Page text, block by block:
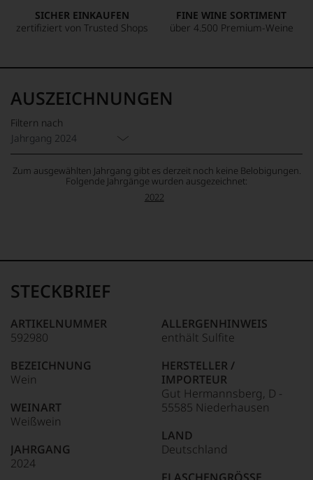
SICHER EINKAUFEN
zertifiziert von Trusted Shops
FINE WINE SORTIMENT
über 4.500 Premium-Weine
AUSZEICHNUNGEN
Filtern nach
Jahrgang 2024
Zum ausgewählten Jahrgang gibt es derzeit noch keine Belobigungen.
Folgende Jahrgänge wurden ausgezeichnet:
2022
STECKBRIEF
ARTIKELNUMMER
592980
BEZEICHNUNG
Wein
WEINART
Weißwein
JAHRGANG
2024
ALLERGENHINWEIS
enthält Sulfite
HERSTELLER /
IMPORTEUR
Gut Hermannsberg, D -
55585 Niederhausen
LAND
Deutschland